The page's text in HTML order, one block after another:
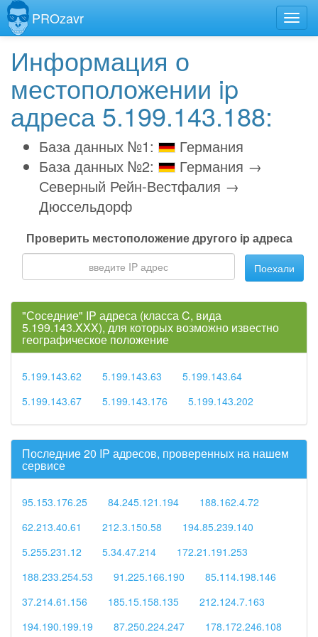
PROzavr
Информация о
местоположении ip
адреса 5.199.143.188:
База данных №1:
Германия
База данных №2:
Германия →
Северный Рейн-Вестфалия →
Дюссельдорф
Проверить местоположение другого ip адреса
Поехали
"Соседние" IP адреса (класса C, вида
5.199.143.XXX), для которых возможно известно
географическое положение
5.199.143.62 5.199.143.63
5.199.143.64
5.199.143.67
5.199.143.176 5.199.143.202
Последние 20 IP адресов, проверенных на нашем
сервисе
95.153.176.25 84.245.121.194
188.162.4.72
62.213.40.61
212.3.150.58
194.85.239.140
5.255.231.12
5.34.47.214
172.21.191.253
188.233.254.53
91.225.166.190
85.114.198.146
37.214.61.156
185.15.158.135
212.124.7.163
194.190.199.19
87.250.224.247 178.172.246.108